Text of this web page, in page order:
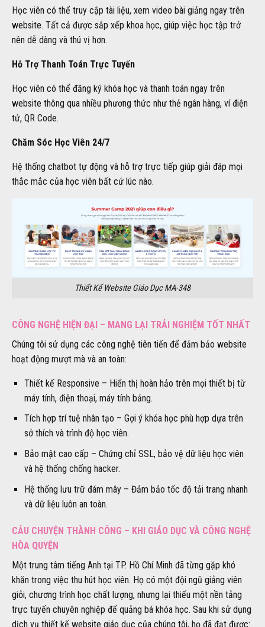
Học viên có thể truy cập tài liệu, xem video bài giảng ngay trên
website. Tất cả được sắp xếp khoa học, giúp việc học tập trở
nên dễ dàng và thú vị hơn.
Hỗ Trợ Thanh Toán Trực Tuyến
Học viên có thể đăng ký khóa học và thanh toán ngay trên
website thông qua nhiều phương thức như thẻ ngân hàng, ví điện
tử, QR Code.
Chăm Sóc Học Viên 24/7
Hệ thống chatbot tự động và hỗ trợ trực tiếp giúp giải đáp mọi
thắc mắc của học viên bất cứ lúc nào.
Thiết Kế Website Giáo Dục MA-348
CÔNG NGHỆ HIỆN ĐẠI – MANG LẠI TRẢI NGHIỆM TỐT NHẤT
Chúng tôi sử dụng các công nghệ tiên tiến để đảm bảo website
hoạt động mượt mà và an toàn:
Thiết kế Responsive – Hiển thị hoàn hảo trên mọi thiết bị từ
máy tính, điện thoại, máy tính bảng.
Tích hợp trí tuệ nhân tạo – Gợi ý khóa học phù hợp dựa trên
sở thích và trình độ học viên.
Bảo mật cao cấp – Chứng chỉ SSL, bảo vệ dữ liệu học viên
và hệ thống chống hacker.
Hệ thống lưu trữ đám mây – Đảm bảo tốc độ tải trang nhanh
và dữ liệu luôn an toàn.
CÂU CHUYỆN THÀNH CÔNG – KHI GIÁO DỤC VÀ CÔNG NGHỆ
HÒA QUYỆN
Một trung tâm tiếng Anh tại TP. Hồ Chí Minh đã từng gặp khó
khăn trong việc thu hút học viên. Họ có một đội ngũ giảng viên
giỏi, chương trình học chất lượng, nhưng lại thiếu một nền tảng
trực tuyến chuyên nghiệp để quảng bá khóa học. Sau khi sử dụng
dịch vụ thiết kế website giáo dục của chúng tôi, họ đã đạt được: